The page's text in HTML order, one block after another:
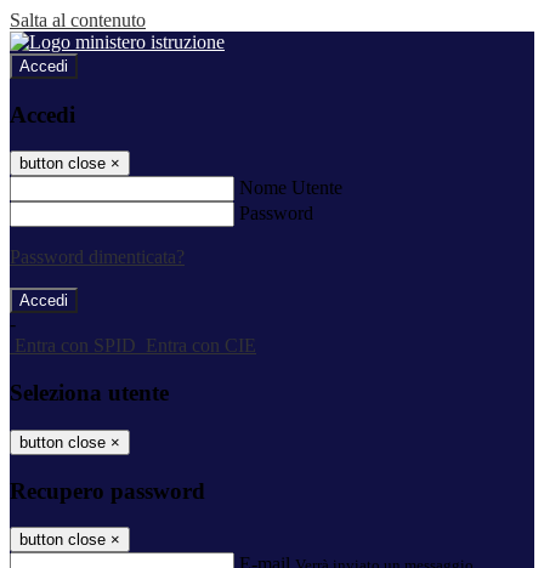
Salta al contenuto
Accedi
Accedi
button close ×
Nome Utente
Password
Password dimenticata?
-
Entra con SPID
Entra con CIE
Seleziona utente
button close ×
Recupero password
button close ×